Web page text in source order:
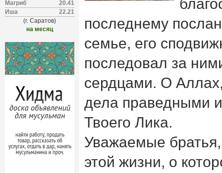
Магриб
20.41
Иша
22.21
(г. Саратов)
на месяц
последнему
семье, его
последовал за
сердцами. О
дела праведными
Твоего Лика.
Уважаемые
этой жизни, о